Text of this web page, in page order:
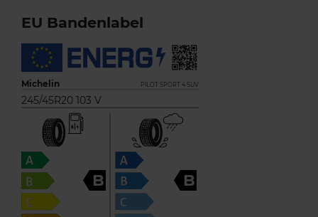
EU Bandenlabel
Michelin PILOT SPORT 4 SUV
245/45R20 103 V
B B